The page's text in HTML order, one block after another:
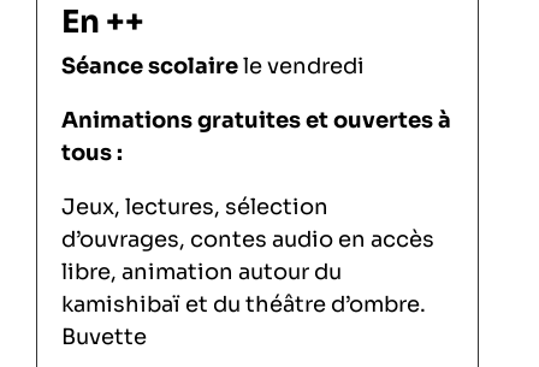
En ++
Séance scolairele vendredi
Animations gratuites et ouvertes à
tous :
Jeux, lectures, sélection
d’ouvrages, contes audio en accès
libre, animation autour du
kamishibaï et du théâtre d’ombre.
Buvette